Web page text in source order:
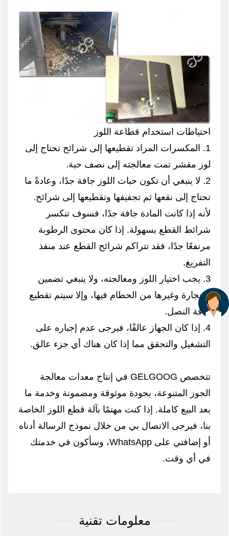
احتياطات استخدام قطاعة اللوز
1. المكسرات المراد تقطيعها إلى شرائح تحتاج إلى
لوز مقشر تمت معالجته إلى نصف حبة.
2. لا ينبغي أن تكون حبات اللوز جافة جدًا، وعادةً ما
تحتاج إلى نقعها ثم تجفيفها وتقطيعها إلى شرائح.
لأنه إذا كانت المادة جافة جدًا، فسوف تنكسر
شرائط القطع بسهولة. إذا كان محتوى الرطوبة
مرتفعًا جدًا، فقد تتراكم شرائح القطع عند منفذ
التفريغ.
3. يجب اختيار اللوز ومعالجته، ولا ينبغي تضمين
الحجارة وغيرها من الحطام فيها، وإلا سيتم تقطيع
حافة النصل.
4. إذا كان الجهاز عالقًا، فيرجى عدم إجباره على
التشغيل والتحقق مما إذا كان هناك أي جزء عالق.
تتخصص GELGOOG في إنتاج معدات معالجة
الجوز المتنوعة، بجودة موثوقة ومضمونة وخدمة ما
بعد البيع كاملة. إذا كنت مهتمًا بآلة قطع اللوز الخاصة
بنا، فيرجى الاتصال بي من خلال نموذج الرسالة أدناه
أو إضافتي على WhatsApp، وسأكون في خدمتك
في أي وقت.
معلومات تقنية